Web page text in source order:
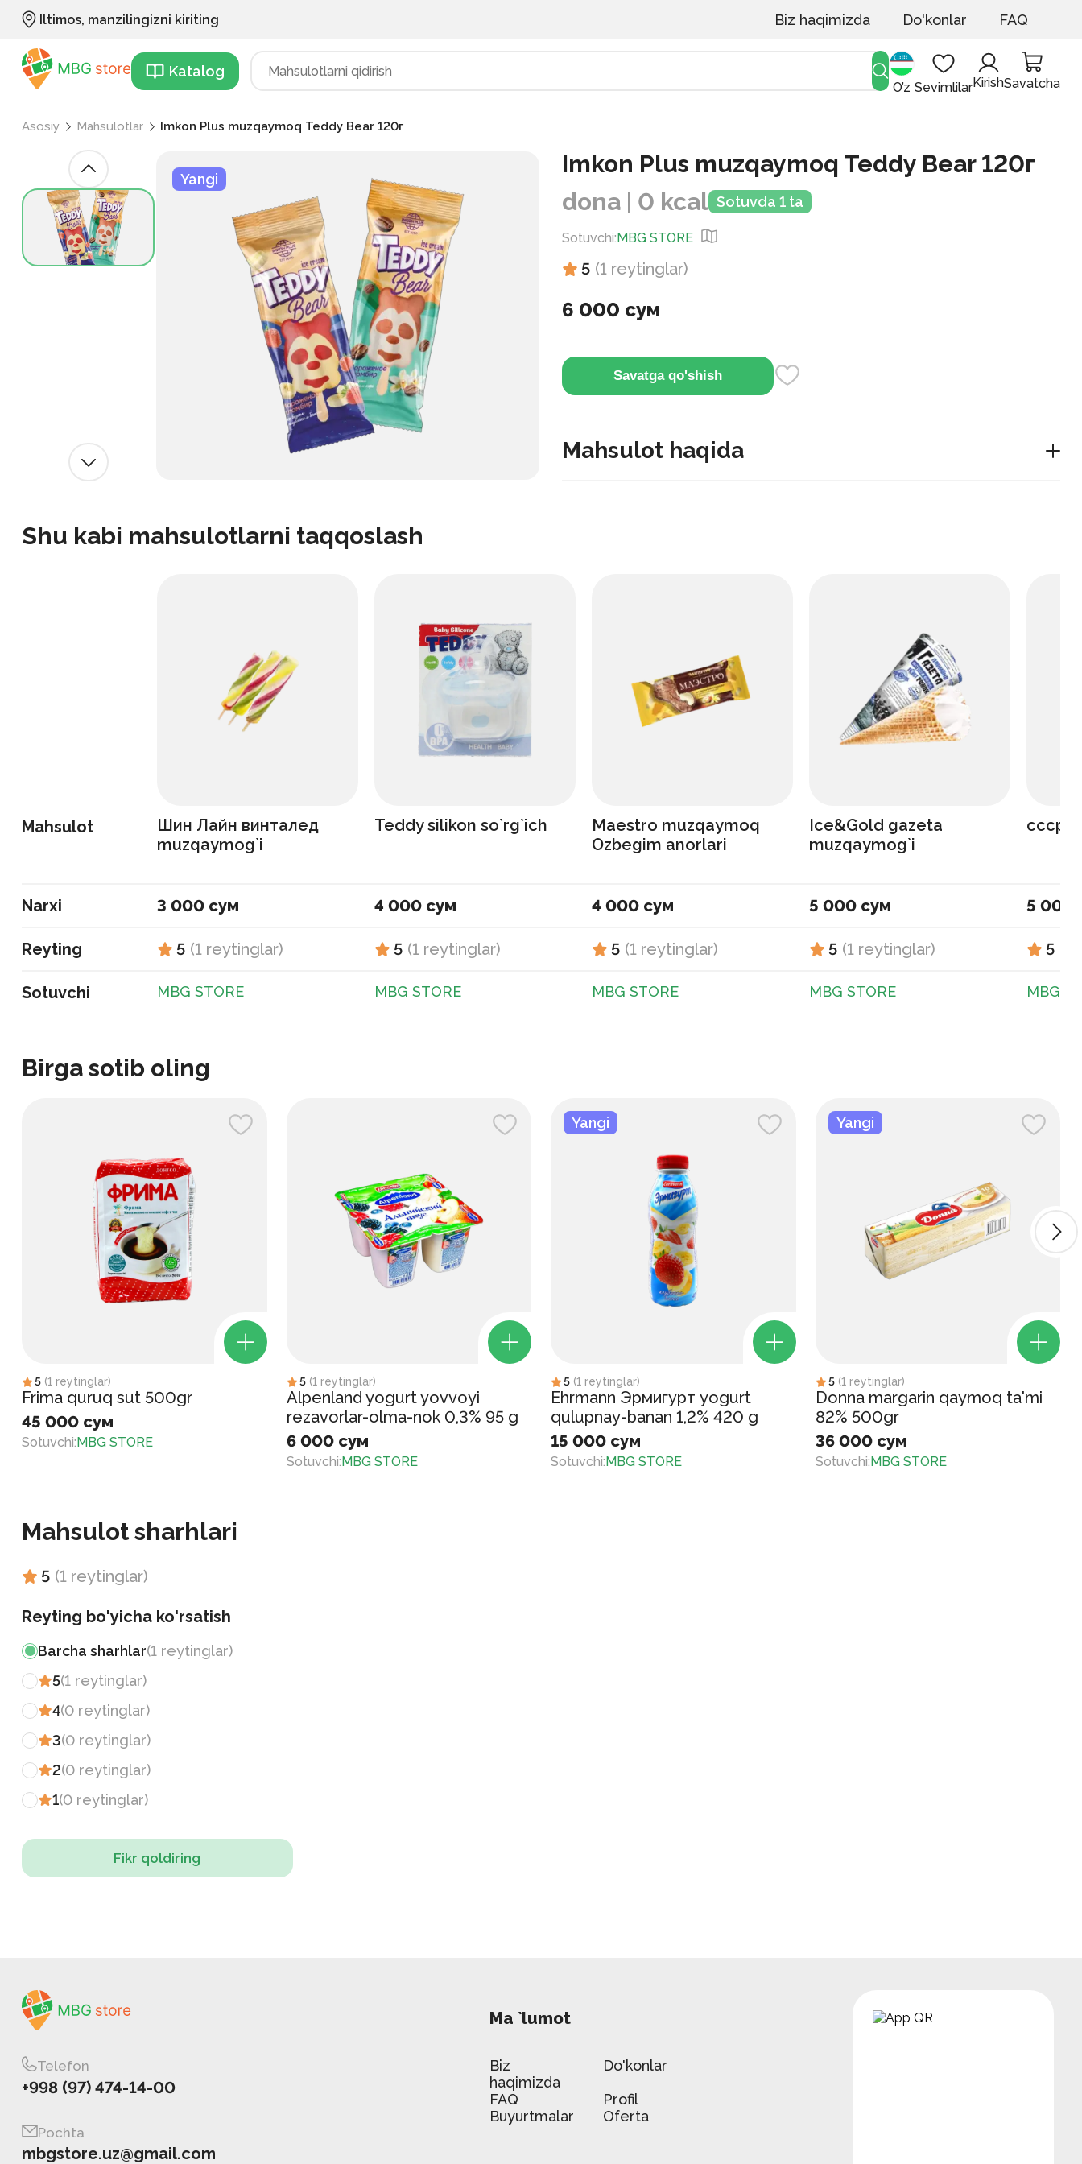
Iltimos, manzilingizni kiriting Biz haqimizda Do'konlar FAQ
Katalog
O’z SevimlilarKirishSavatcha
Asosiy Mahsulotlar Imkon Plus muzqaymoq Teddy Bear 120г
Yangi
Imkon Plus muzqaymoq Teddy Bear 120г
dona | 0 kcal Sotuvda 1 ta
Sotuvchi:MBG STORE
5 (1 reytinglar)
6 000 сум
Savatga qo'shish
Mahsulot haqida
Shu kabi mahsulotlarni taqqoslash
Mahsulot
Narxi
Reyting
Sotuvchi
Шин Лайн винталед
muzqaymog`i
3 000 сум
5 (1 reytinglar)
MBG STORE
Teddy silikon so`rg`ich
4 000 сум
5 (1 reytinglar)
MBG STORE
Maestro muzqaymoq
Ozbegim anorlari
4 000 сум
5 (1 reytinglar)
MBG STORE
Ice&Gold gazeta
muzqaymog`i
5 000 сум
5 (1 reytinglar)
MBG STORE
ссср
5 000
5
MBG
Birga sotib oling
5 (1 reytinglar)
Frima quruq sut 500gr
45 000 сум
Sotuvchi:MBG STORE
5 (1 reytinglar)
Alpenland yogurt yovvoyi
rezavorlar-olma-nok 0,3% 95 g
6 000 сум
Sotuvchi:MBG STORE
Yangi
5 (1 reytinglar)
Ehrmann Эрмигурт yogurt
qulupnay-banan 1,2% 420 g
15 000 сум
Sotuvchi:MBG STORE
Yangi
5 (1 reytinglar)
Donna margarin qaymoq ta'mi
82% 500gr
36 000 сум
Sotuvchi:MBG STORE
Mahsulot sharhlari
5 (1 reytinglar)
Reyting bo'yicha ko'rsatish
Barcha sharhlar(1 reytinglar)
5(1 reytinglar)
4(0 reytinglar)
3(0 reytinglar)
2(0 reytinglar)
1(0 reytinglar)
Fikr qoldiring
Telefon
+998 (97) 474-14-00
Pochta
mbgstore.uz@gmail.com
Ma `lumot
Biz
haqimizda
Do'konlar
FAQ
Profil
Buyurtmalar
Oferta